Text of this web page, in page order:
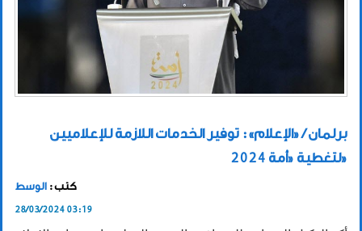
برلمان / «الإعلام»: توفير الخدمات اللازمة للإعلاميين
لتغطية «أمة 2024»
كتب : الوسط
28/03/2024 03:19